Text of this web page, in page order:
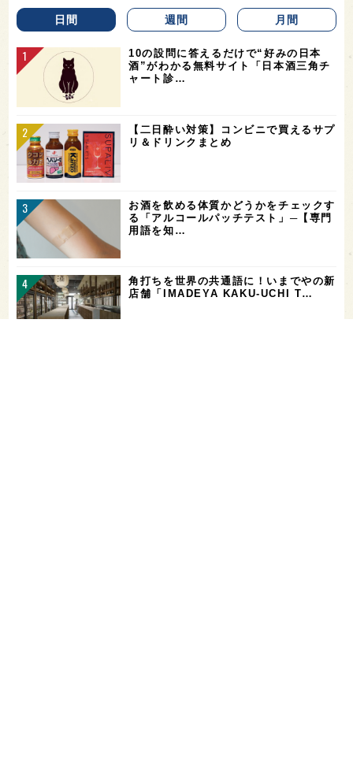
日間 週間 月間
10の設問に答えるだけで“好みの日本
酒”がわかる無料サイト「日本酒三角チ
ャート診…
【二日酔い対策】コンビニで買えるサプ
リ＆ドリンクまとめ
お酒を飲める体質かどうかをチェックす
る「アルコールパッチテスト」─【専門
用語を知…
角打ちを世界の共通語に！いまでやの新
店舗「IMADEYA KAKU-UCHI T…